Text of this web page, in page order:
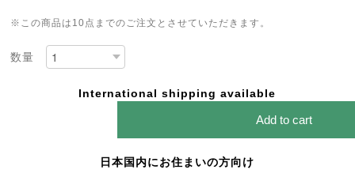
※この商品は10点までのご注文とさせていただきます。
数量
International shipping available
Add to cart
日本国内にお住まいの方向け